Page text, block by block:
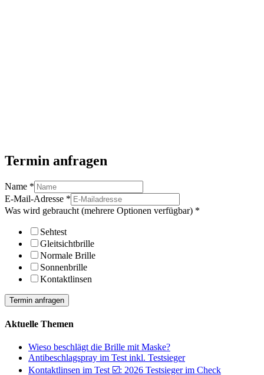
Termin anfragen
Name *
E-Mail-Adresse *
Was wird gebraucht (mehrere Optionen verfügbar) *
Sehtest
Gleitsichtbrille
Normale Brille
Sonnenbrille
Kontaktlinsen
Termin anfragen
Aktuelle Themen
Wieso beschlägt die Brille mit Maske?
Antibeschlagspray im Test inkl. Testsieger
Kontaktlinsen im Test ☑️: 2026 Testsieger im Check